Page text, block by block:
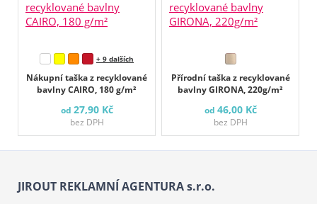
Nákupní taška z recyklované
bavlny CAIRO, 180 g/m²
+ 9 dalších
od 27,90 Kč
bez DPH
Přírodní taška z recyklované
bavlny GIRONA, 220g/m²
od 46,00 Kč
bez DPH
JIROUT REKLAMNÍ AGENTURA s.r.o.